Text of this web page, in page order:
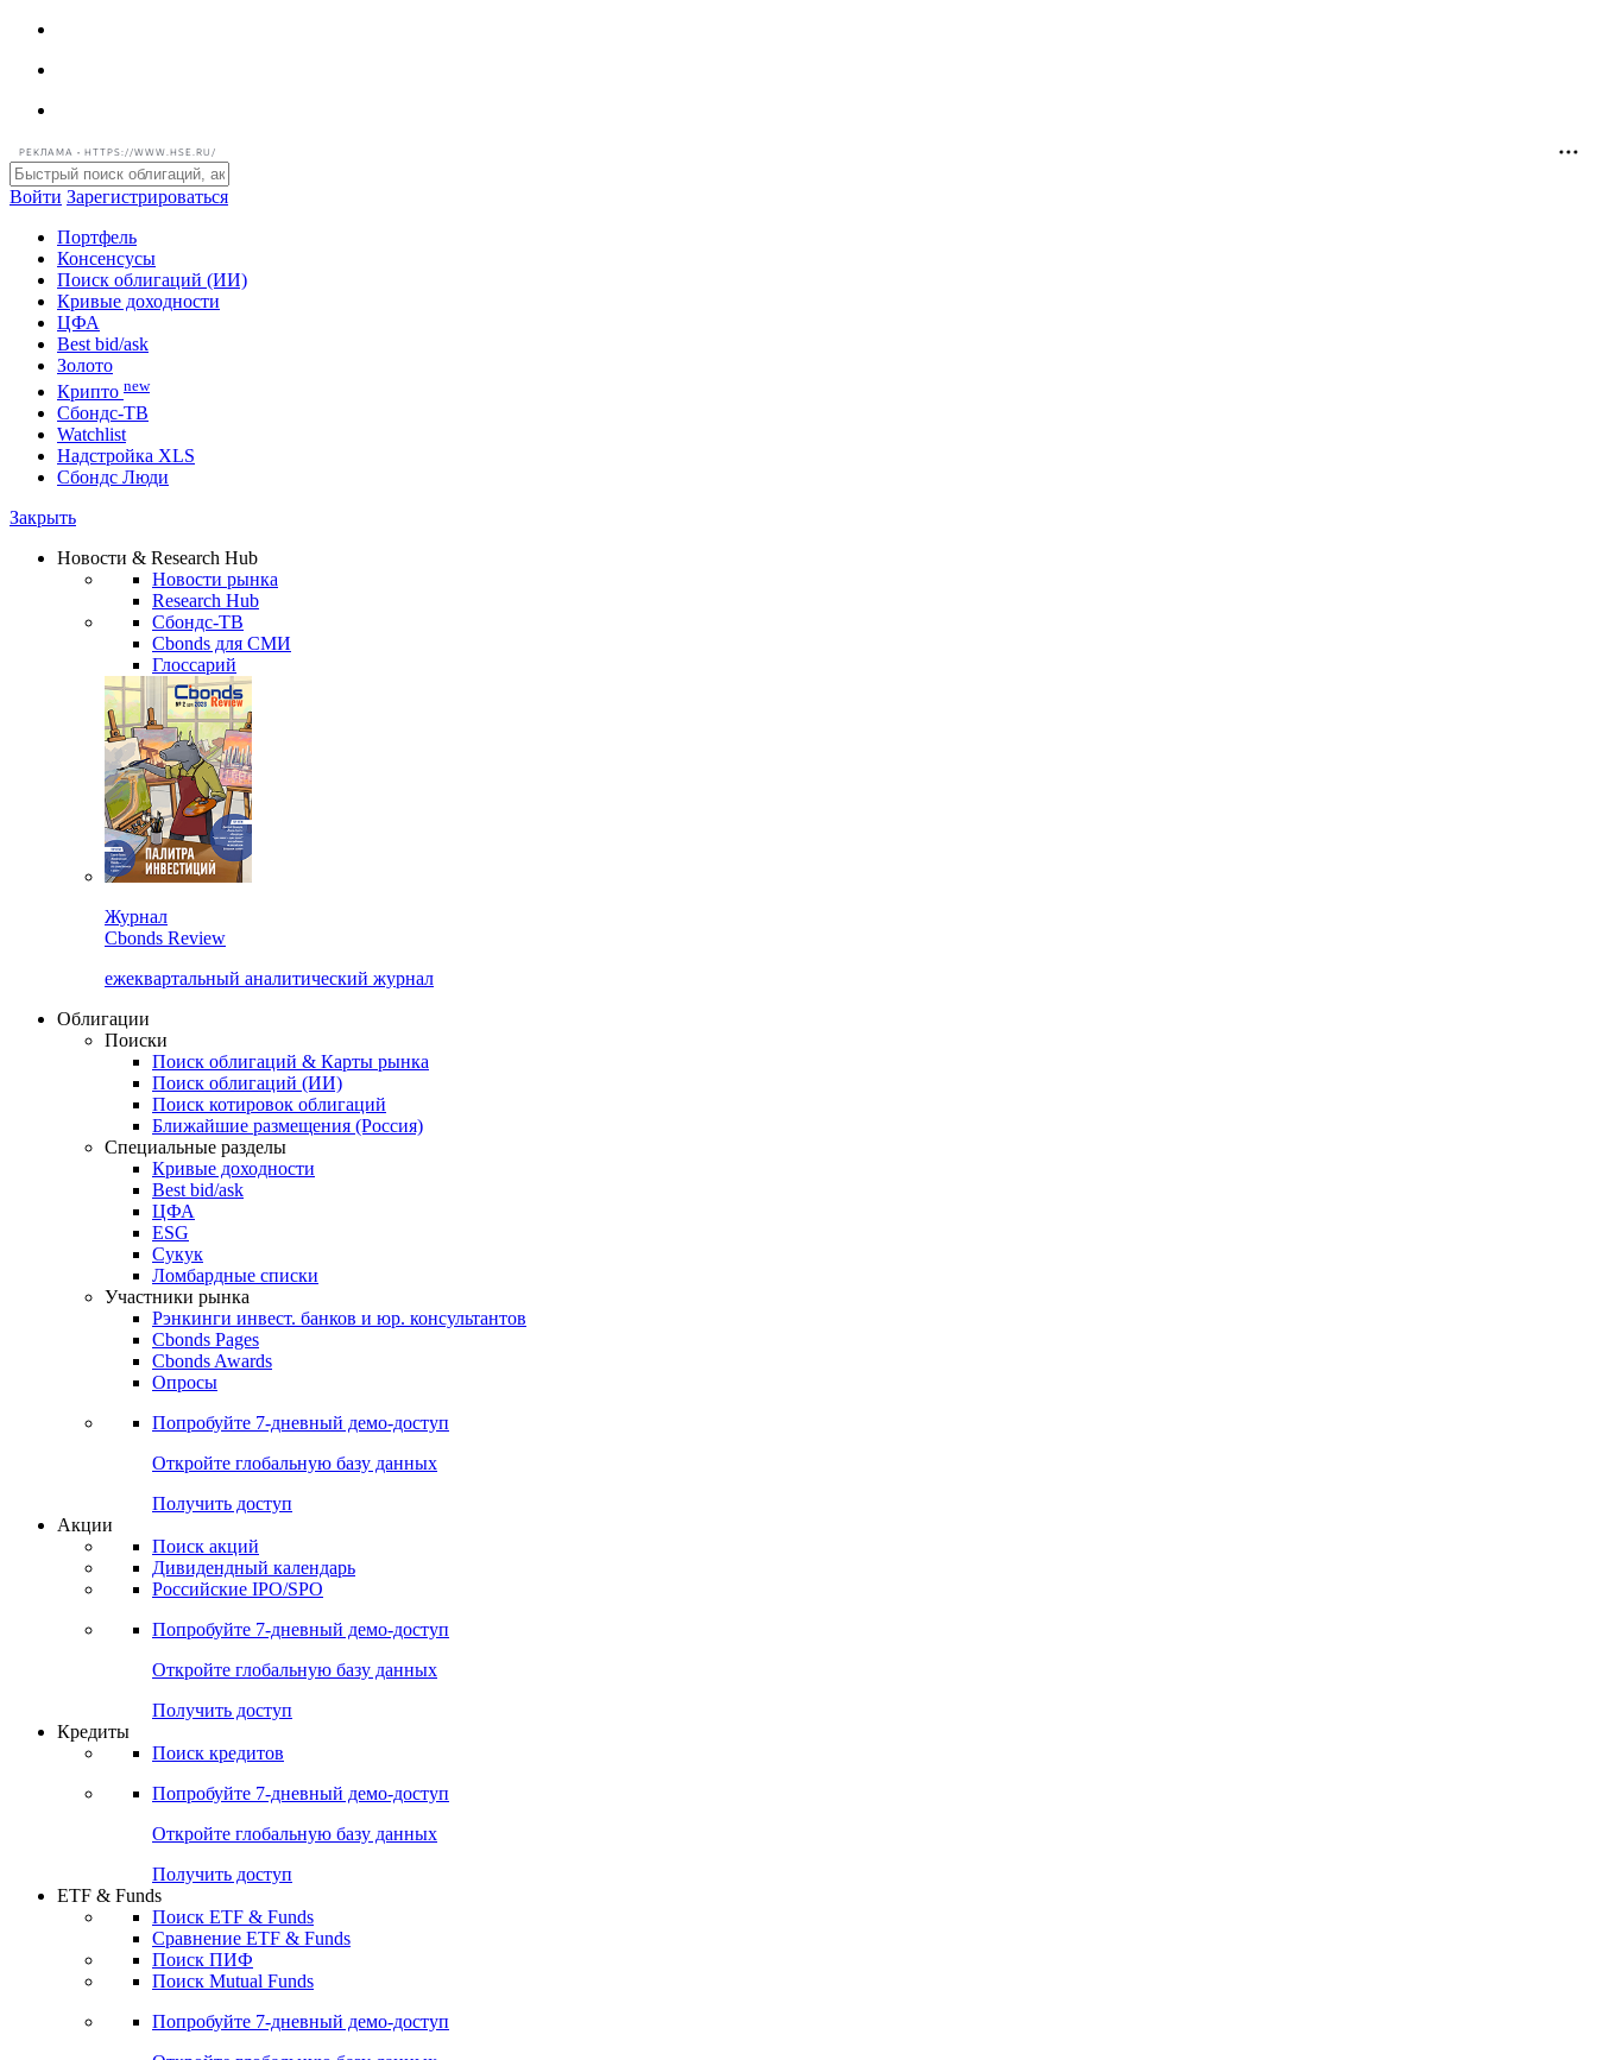
РЕКЛАМА • HTTPS://WWW.HSE.RU/
Войти Зарегистрироваться
Портфель
Консенсусы
Поиск облигаций (ИИ)
Кривые доходности
ЦФА
Best bid/ask
Золото
Криптоnew
Сбондс-ТВ
Надстройка XLS
Сбондс Люди
Новости & Research Hub
Новости рынка
Research Hub
Сбондс-ТВ
Cbonds для СМИ
Глоссарий
Журнал
Cbonds Review
ежеквартальный аналитический журнал
Облигации
Поиски
Поиск облигаций & Карты рынка
Поиск облигаций (ИИ)
Поиск котировок облигаций
Ближайшие размещения (Россия)
Специальные разделы
Кривые доходности
Best bid/ask
ЦФА
ESG
Сукук
Ломбардные списки
Участники рынка
Рэнкинги инвест. банков и юр. консультантов
Cbonds Pages
Cbonds Awards
Опросы
Попробуйте7-дневный
Откройте глобальную базу данных
Получить доступ
Акции
Поиск акций
Дивидендный календарь
Российские IPO/SPO
Попробуйте7-дневный
Откройте глобальную базу данных
Получить доступ
Кредиты
Поиск кредитов
Попробуйте7-дневный
Откройте глобальную базу данных
Получить доступ
ETF & Funds
Поиск ETF & Funds
Сравнение ETF & Funds
Поиск ПИФ
Поиск Mutual Funds